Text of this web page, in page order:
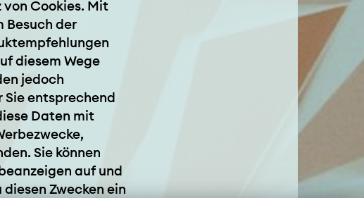
Cookies. Mit
Besuch der
diesem Wege
jedoch
entsprechend
Daten mit
Sie können
auf und
Zwecken ein